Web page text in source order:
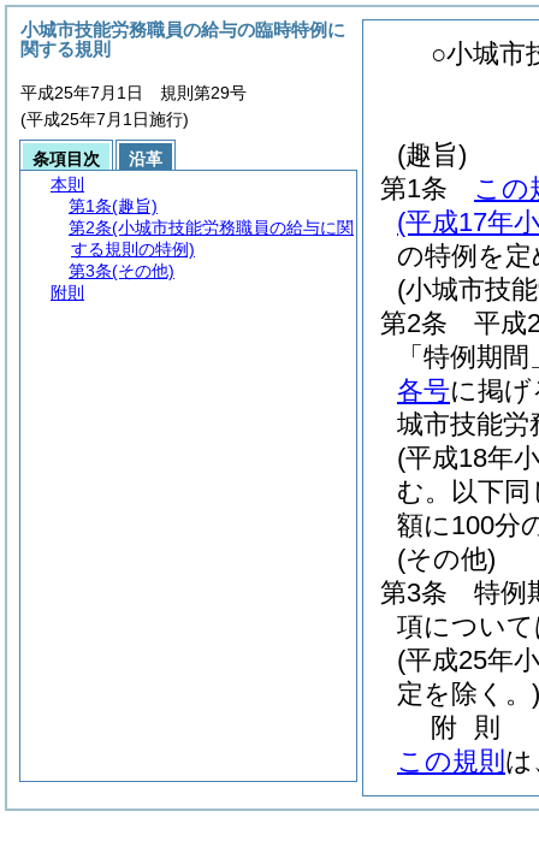
○小城市
(趣旨)
第1条
この
(平成17年
の特例を
(小城市技
第2条
平成
「特例期
各号に掲
城市技能
(平成18年
む。以下同
額に100分
(その他)
第3条
特例
項につい
(平成25年
定を除く。)
附 則
この規則 は
小城市技能労務職員の給与の臨時特例に
関する規則
平成25年7月1日 規則第29号
(平成25年7月1日施行)
条項目次
沿革
本則
第1条(趣旨)
第2条(小城市技能労務職員の給与に関
する規則の特例)
第3条(その他)
附則